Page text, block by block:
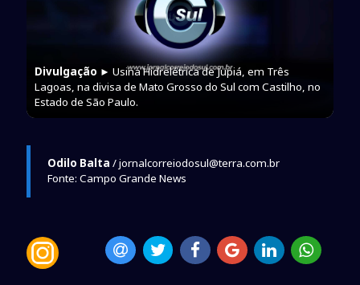
Divulgação ► Usina Hidrelétrica de Jupiá, em Três
Lagoas, na divisa de Mato Grosso do Sul com Castilho, no
Estado de São Paulo.
Odilo Balta / jornalcorreiodosul@terra.com.br
Fonte: Campo Grande News